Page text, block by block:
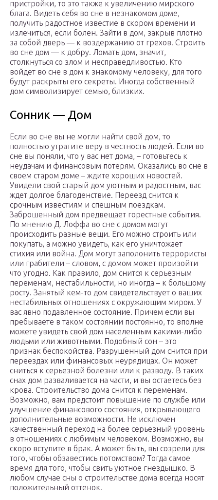
пристройки, то это также к увеличению мирского
блага. Видеть себя во сне в незнакомом доме,
получить радостное известие в скором времени и
излечиться, если болен. Зайти в дом, закрыв плотно
за собой дверь — к воздержанию от грехов. Строить
во сне дом — к добру. Ломать дом, значит,
столкнуться со злом и несправедливостью. Кто
войдет во сне в дом к знакомому человеку, для того
будут раскрыты его секреты. Иногда собственный
дом символизирует семью, близких.
Сонник — Дом
Если во сне вы не могли найти свой дом, то
полностью утратите веру в честность людей. Если во
сне вы поняли, что у вас нет дома, – готовьтесь к
неудачам и финансовым потерям. Оказались во сне в
своем старом доме – ждите хороших новостей.
Увидели свой старый дом уютным и радостным, вас
ждет долгое благоденствие. Переезд снится к
срочным известиям и спешным поездкам.
Заброшенный дом предвещает горестные события.
По мнению Д. Лоффа во сне с домом могут
происходить разные вещи. Его можно строить или
покупать, а можно увидеть, как его уничтожает
стихия или война. Дом могут заполонить террористы
или грабители – словом, с домом может произойти
что угодно. Как правило, дом снится к серьезным
переменам, нестабильности, но иногда – к большому
росту. Занятый кем-то дом свидетельствует о ваших
нестабильных отношениях с окружающим миром. У
вас явно подавленное состояние. Причем если вы
пребываете в таком состоянии постоянно, то вполне
можете увидеть свой дом населенным какими-либо
людьми или животными. Подобный сон – это
признак беспокойства. Разрушенный дом снится при
переездах или финансовых неурядицах. Он может
сниться к серьезной болезни или к разводу. В таких
снах дом разваливается на части, и вы остаетесь без
крова. Строительство дома снится к переменам.
Возможно, вам предстоит повышение по службе или
улучшение финансового состояния, открывающего
дополнительные возможности. Не исключен
качественный переход на более серьезный уровень
в отношениях с любимым человеком. Возможно, вы
скоро вступите в брак. А может быть, вы созрели для
того, чтобы обзавестись потомством? Тогда самое
время для того, чтобы свить уютное гнездышко. В
любом случае сны о строительстве дома всегда носят
положительный оттенок.